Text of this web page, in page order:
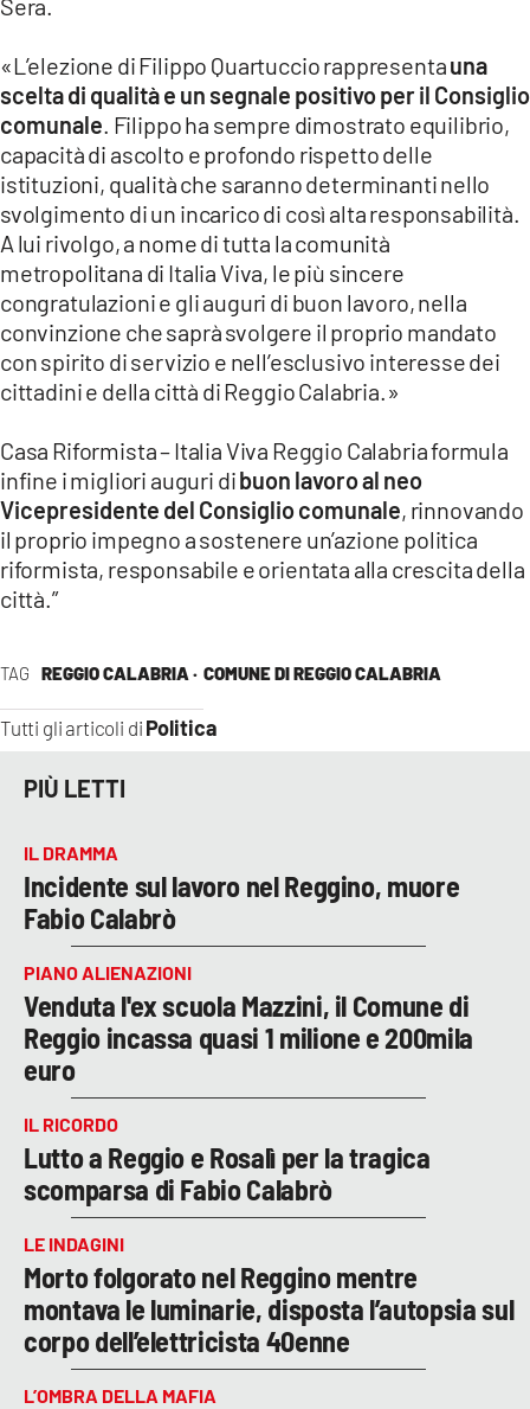
TAG REGGIO CALABRIA · COMUNE DI REGGIO CALABRIA
Tutti gli articoli di Politica
«L’elezione di Filippo Quartuccio rappresentauna
scelta di qualità e un segnale positivo per il Consiglio
comunale . Filippo ha sempre dimostrato equilibrio,
capacità di ascolto e profondo rispetto delle
istituzioni, qualità che saranno determinanti nello
svolgimento di un incarico di così alta responsabilità.
A lui rivolgo, a nome di tutta la comunità
metropolitana di Italia Viva, le più sincere
congratulazioni e gli auguri di buon lavoro, nella
convinzione che saprà svolgere il proprio mandato
con spirito di servizio e nell’esclusivo interesse dei
cittadini e della città di Reggio Calabria.»
Casa Riformista – Italia Viva Reggio Calabria formula
infine i migliori auguri dibuon lavoro al neo
Vicepresidente del Consiglio comunale, rinnovando
il proprio impegno a sostenere un’azione politica
riformista, responsabile e orientata alla crescita della
città.”
PIÙ LETTI
IL DRAMMA
Incidente sul lavoro nel Reggino, muore
Fabio Calabrò
PIANO ALIENAZIONI
Venduta l'ex scuola Mazzini, il Comune di
Reggio incassa quasi 1 milione e 200mila
euro
IL RICORDO
Lutto a Reggio e Rosalì per la tragica
scomparsa di Fabio Calabrò
LE INDAGINI
Morto folgorato nel Reggino mentre
montava le luminarie, disposta l’autopsia sul
corpo dell’elettricista 40enne
L’OMBRA DELLA MAFIA